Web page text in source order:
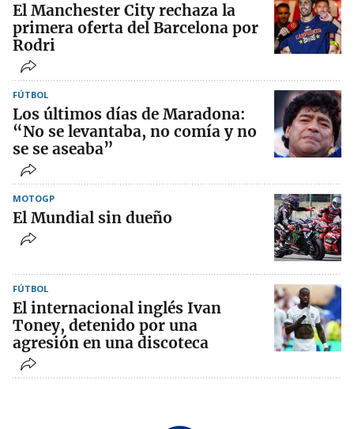
El Manchester City rechaza la
primera oferta del Barcelona por
Rodri
FÚTBOL
Los últimos días de Maradona:
“No se levantaba, no comía y no
se se aseaba”
MOTOGP
El Mundial sin dueño
FÚTBOL
El internacional inglés Ivan
Toney, detenido por una
agresión en una discoteca